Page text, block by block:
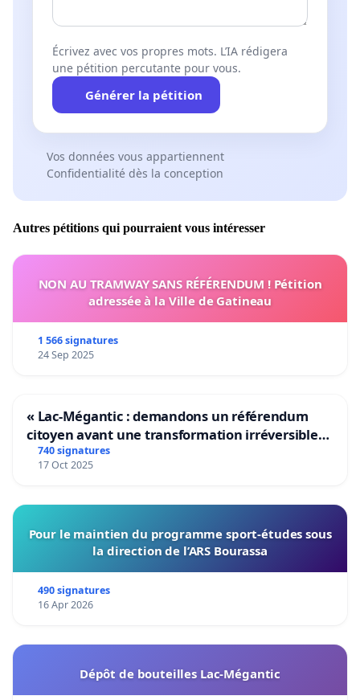
Écrivez avec vos propres mots. L’IA rédigera
une pétition percutante pour vous.
Générer la pétition
Vos données vous appartiennent
Confidentialité dès la conception
Autres pétitions qui pourraient vous intéresser
NON AU TRAMWAY SANS RÉFÉRENDUM ! Pétition
adressée à la Ville de Gatineau
1 566 signatures
24 Sep 2025
« Lac-Mégantic : demandons un référendum
citoyen avant une transformation irréversible
de notre territoire »
740 signatures
17 Oct 2025
Pour le maintien du programme sport-études sous
la direction de l’ARS Bourassa
490 signatures
16 Apr 2026
Dépôt de bouteilles Lac-Mégantic